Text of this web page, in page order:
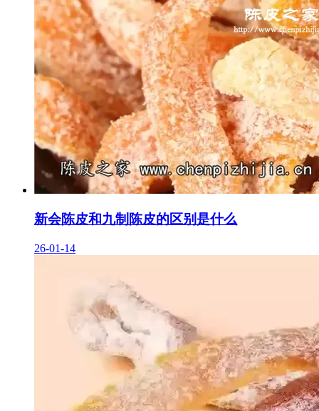
新会陈皮和九制陈皮的区别是什么
26-01-14